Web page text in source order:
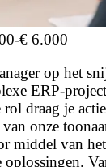
-€ 6.000
op het
ERP-
rol draag je
onze
middel van